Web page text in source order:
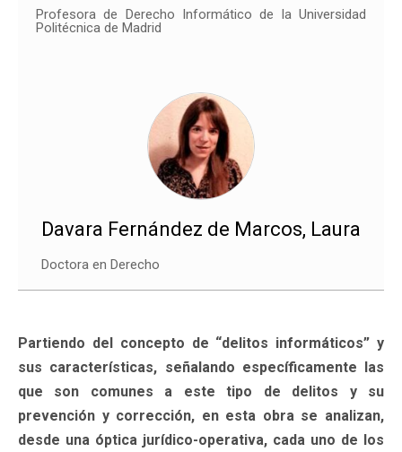
Profesora de Derecho Informático de la Universidad
Politécnica de Madrid
Davara Fernández de Marcos, Laura
Doctora en Derecho
Partiendo del concepto de “delitos informáticos” y
sus características, señalando específicamente las
que son comunes a este tipo de delitos y su
prevención y corrección, en esta obra se analizan,
desde una óptica jurídico-operativa, cada uno de los